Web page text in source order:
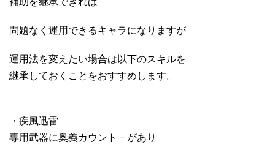
問題なく運用できるキャラになりますが
運用法を変えたい場合は以下のスキルを
継承しておくことをおすすめします。
・疾風迅雷
専用武器に奥義カウント－があり